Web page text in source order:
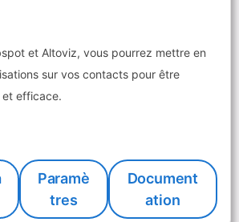
et Altoviz, vous pourrez mettre en
sur vos contacts pour être
efficace.
Paramè
tres
Document
ation